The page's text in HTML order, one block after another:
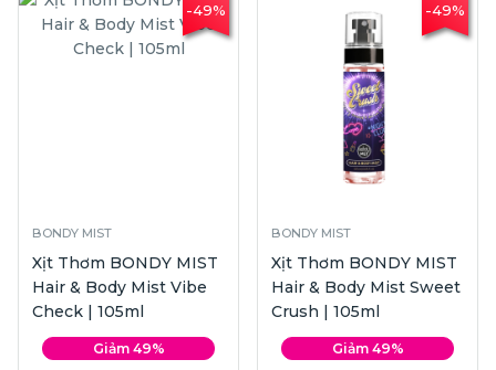
-49%
BONDY MIST
Xịt Thơm BONDY MIST
Hair & Body Mist Vibe
Check | 105ml
Giảm 49%
-49%
BONDY MIST
Xịt Thơm BONDY MIST
Hair & Body Mist Sweet
Crush | 105ml
Giảm 49%